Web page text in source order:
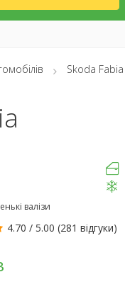
Skoda Fabia
валізи
4.70 / 5.00 (281 відгуки)